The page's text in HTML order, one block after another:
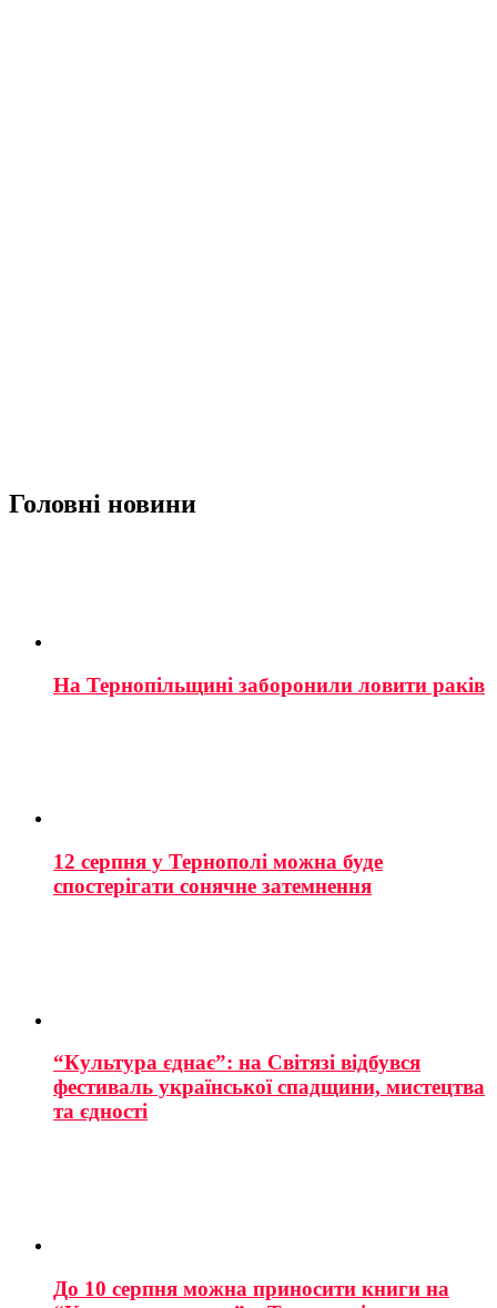
Головні новини
На Тернопільщині заборонили ловити раків
12 серпня у Тернополі можна буде
спостерігати сонячне затемнення
“Культура єднає”: на Світязі відбувся
фестиваль української спадщини, мистецтва
та єдності
До 10 серпня можна приносити книги на